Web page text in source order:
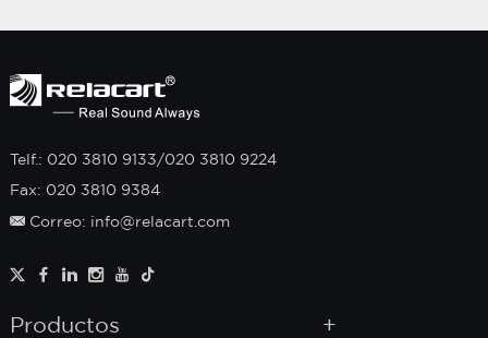
Telf.: 020 3810 9133/020 3810 9224
Fax: 020 3810 9384
Correo: info@relacart.com
Productos